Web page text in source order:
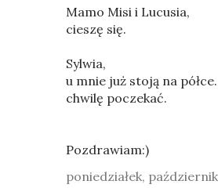
Mamo Misi i Lucusia,
cieszę się.
Sylwia,
u mnie już stoją na
chwilę poczekać.
Pozdrawiam:)
poniedziałek,